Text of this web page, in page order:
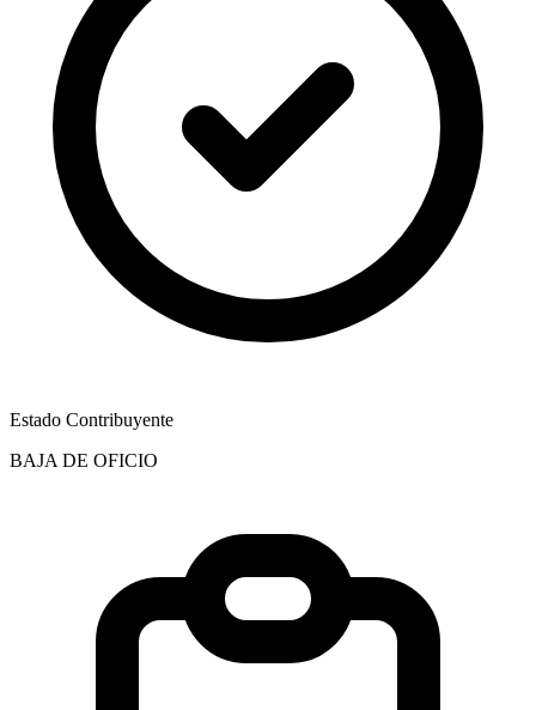
Estado Contribuyente
BAJA DE OFICIO